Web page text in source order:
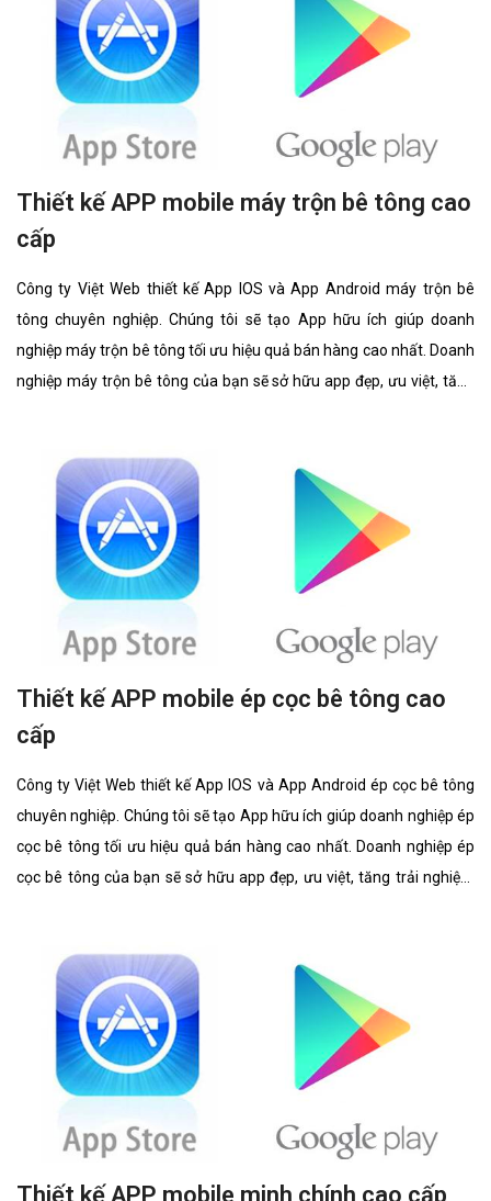
Thiết kế APP mobile máy trộn bê tông cao
cấp
Công ty Việt Web thiết kế App IOS và App Android máy trộn bê
tông chuyên nghiệp. Chúng tôi sẽ tạo App hữu ích giúp doanh
nghiệp máy trộn bê tông tối ưu hiệu quả bán hàng cao nhất. Doanh
nghiệp máy trộn bê tông của bạn sẽ sở hữu app đẹp, ưu việt, tăng
Thiết kế APP mobile ép cọc bê tông cao
cấp
Công ty Việt Web thiết kế App IOS và App Android ép cọc bê tông
chuyên nghiệp. Chúng tôi sẽ tạo App hữu ích giúp doanh nghiệp ép
cọc bê tông tối ưu hiệu quả bán hàng cao nhất. Doanh nghiệp ép
cọc bê tông của bạn sẽ sở hữu app đẹp, ưu việt, tăng trải nghiệm
Thiết kế APP mobile minh chính cao cấp